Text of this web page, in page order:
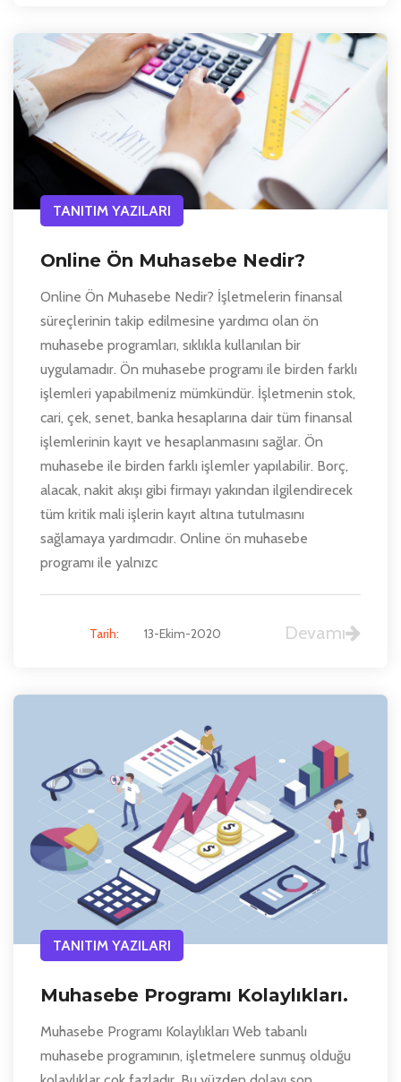
TANITIM YAZILARI
Online Ön Muhasebe Nedir?
Online Ön Muhasebe Nedir? İşletmelerin finansal
süreçlerinin takip edilmesine yardımcı olan ön
muhasebe programları, sıklıkla kullanılan bir
uygulamadır. Ön muhasebe programı ile birden farklı
işlemleri yapabilmeniz mümkündür. İşletmenin stok,
cari, çek, senet, banka hesaplarına dair tüm finansal
işlemlerinin kayıt ve hesaplanmasını sağlar. Ön
muhasebe ile birden farklı işlemler yapılabilir. Borç,
alacak, nakit akışı gibi firmayı yakından ilgilendirecek
tüm kritik mali işlerin kayıt altına tutulmasını
sağlamaya yardımcıdır. Online ön muhasebe
programı ile yalnızc
Tarih: 13-Ekim-2020 Devamı
TANITIM YAZILARI
Muhasebe Programı Kolaylıkları.
Muhasebe Programı Kolaylıkları Web tabanlı
muhasebe programının, işletmelere sunmuş olduğu